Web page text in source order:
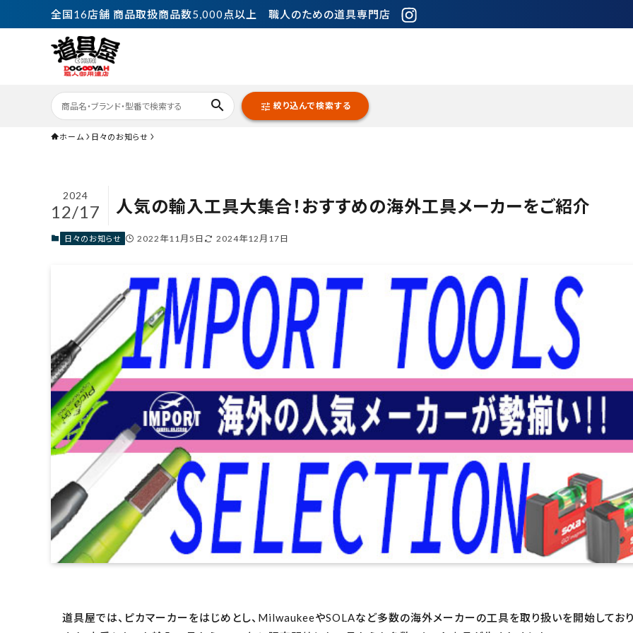
全国16店舗 商品取扱商品数5,000点以上 職人のための道具専門店
search tune 絞り込んで検索する
ACCOUNT MENU
ようこそ {@ member.last_name @}
{@ member.first_name @} 様
person 会員登録
person マイページ
電動工具
エアー工具・機械工具
先端工具
作業工具・大工道具
収納・腰袋・ワーク用品
ホーム 日々のお知らせ
人気の輸入工具大集合！おすすめの海外工具メーカーをご紹介
2024
12/17
日々のお知らせ 2022年11月5日 2024年12月17日
道具屋では、ピカマーカーをはじめとし、MilwaukeeやSOLAなど多数の海外メーカーの工具を取り扱いを開始してお